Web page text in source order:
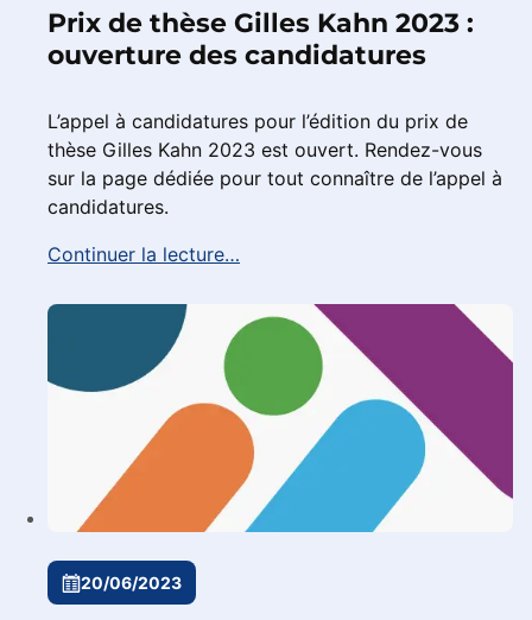
Prix de thèse Gilles Kahn 2023 :
ouverture des candidatures
L’appel à candidatures pour l’édition du prix de
thèse Gilles Kahn 2023 est ouvert. Rendez-vous
sur la page dédiée pour tout connaître de l’appel à
candidatures.
Continuer la lecture…
20/06/2023